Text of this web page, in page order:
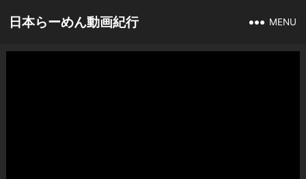
日本らーめん動画紀行 MENU